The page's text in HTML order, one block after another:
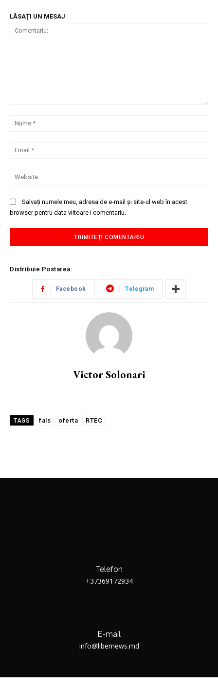
LĂSAȚI UN MESAJ
Salvați numele meu, adresa de e-mail și site-ul web în acest
browser pentru data viitoare i comentariu.
Distribuie Postarea:
Facebook Telegram
Victor Solonari
TAGS fals oferta RTEC
Telefon
+37369172934
E-mail
info@libernews.md